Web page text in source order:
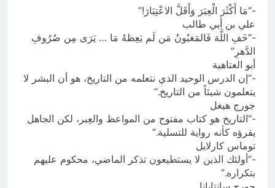
-“مَا أَكْثَرَ الْعِبَرَ وَأَقَلَّ الاعْتِبَارَ!”
علي بن أبي طالب
-“خَفِ اللَّهَ فَالمَغبُونُ مَن لَم يَعِظهُ مَا … يَرَى مِن صُرُوفِ
الدَّهرِ”
أبو العتاهية
-“إن الدرس الوحيد الذي نتعلمه من التاريخ، هو أن البشر لا
يتعلمون شيئاً من التاريخ.”
جورج هيغل
-“التاريخ هو كتاب مفتوح من المواعظ والعِبر، لكن الجاهل
يقرؤه كأنه رواية للتسلية.”
توماس كارلايل
-“أولئك الذين لا يستطيعون تذكر الماضي، محكوم عليهم
بتكراره.”